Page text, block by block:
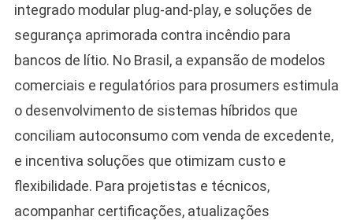
integrado modular plug-and-play, e soluções de
segurança aprimorada contra incêndio para
bancos de lítio. No Brasil, a expansão de modelos
comerciais e regulatórios para prosumers estimula
o desenvolvimento de sistemas híbridos que
conciliam autoconsumo com venda de excedente,
e incentiva soluções que otimizam custo e
flexibilidade. Para projetistas e técnicos,
acompanhar certificações, atualizações